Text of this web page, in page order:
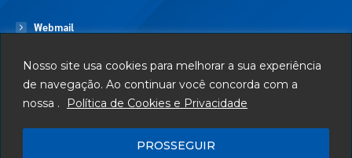
Nosso site usa cookies para melhorar a sua experiência
de navegação. Ao continuar você concorda com a
nossa .
Política de Cookies e Privacidade
PROSSEGUIR
Webmail
Serviços
Telefones Úteis